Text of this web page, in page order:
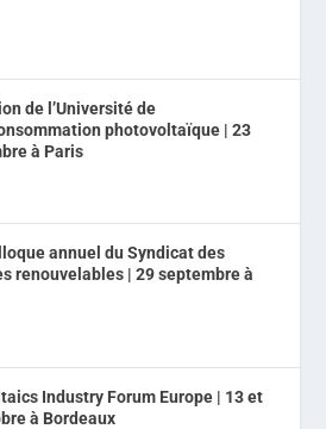
de l’Université de
photovoltaïque | 23
à Paris
annuel du Syndicat des
renouvelables | 29 septembre à
Industry Forum Europe | 13 et
à Bordeaux